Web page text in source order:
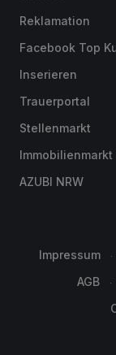
Reklamation
Facebook Top
Inserieren
Trauerportal
Stellenmarkt
Immobilienmarkt
AZUBI NRW
Impressum
AGB